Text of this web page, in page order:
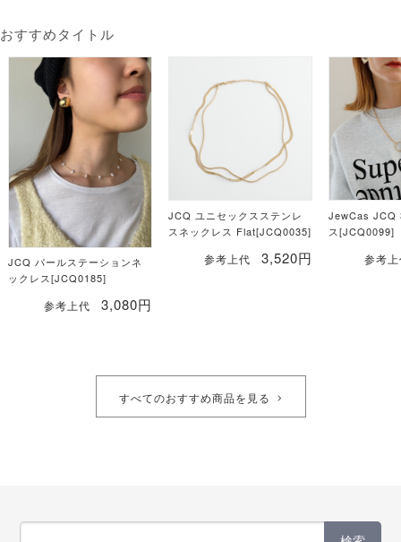
おすすめタイトル
JCQ パールステーションネ
ックレス[JCQ0185]
参考上代
3,080円
JCQ ユニセックスステンレ
スネックレス Flat[JCQ0035]
参考上代
3,520円
JewCas JCQ
ス[JCQ0099]
参考
すべてのおすすめ商品を見る